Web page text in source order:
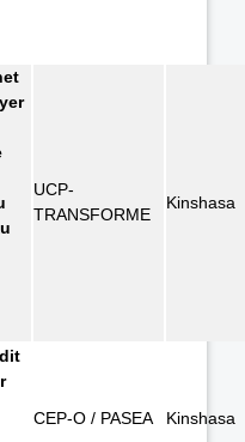
UCP-
TRANSFORME
Kinshasa
CEP-O / PASEA Kinshasa